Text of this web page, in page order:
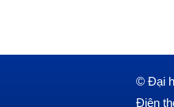
© Đại
Điện